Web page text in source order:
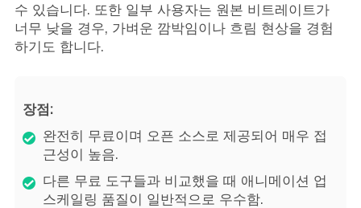
수 있습니다. 또한 일부 사용자는 원본 비트레이트가
너무 낮을 경우, 가벼운 깜박임이나 흐림 현상을 경험
하기도 합니다.
장점:
완전히 무료이며 오픈 소스로 제공되어 매우 접
근성이 높음.
다른 무료 도구들과 비교했을 때 애니메이션 업
스케일링 품질이 일반적으로 우수함.